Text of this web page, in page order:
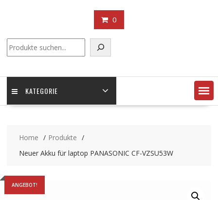
0
KATEGORIE
Home
Produkte
Neuer Akku für laptop PANASONIC CF-VZSU53W
ANGEBOT!